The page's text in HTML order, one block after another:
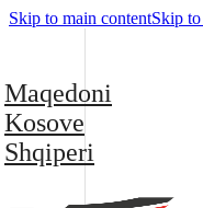
Skip to main contentSkip
Maqedoni
Kosove
Shqiperi